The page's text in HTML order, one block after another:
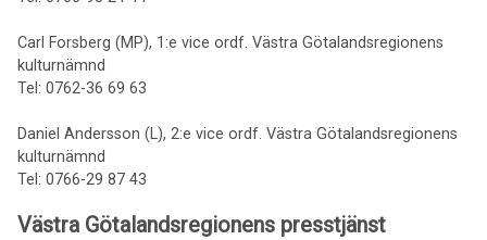
Carl Forsberg (MP), 1:e vice ordf. Västra Götalandsregionens
kulturnämnd
Tel: 0762-36 69 63
Daniel Andersson (L), 2:e vice ordf. Västra Götalandsregionens
kulturnämnd
Tel: 0766-29 87 43
Västra Götalandsregionens presstjänst